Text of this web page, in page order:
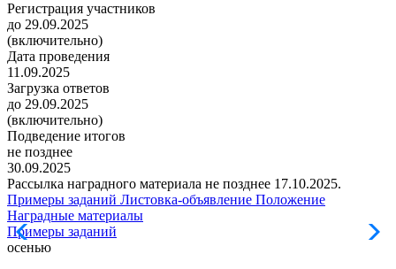
Регистрация участников
до 29.09.2025
(включительно)
Дата проведения
11.09.2025
Загрузка ответов
до 29.09.2025
(включительно)
Подведение итогов
не позднее
30.09.2025
Рассылка наградного материала не позднее 17.10.2025.
Примеры заданий Листовка-объявление Положение
Наградные материалы
Примеры заданий
осенью